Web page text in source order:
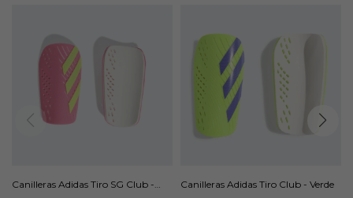
Canilleras Adidas Tiro SG Club -
Canilleras Adidas Tiro Club - Verde